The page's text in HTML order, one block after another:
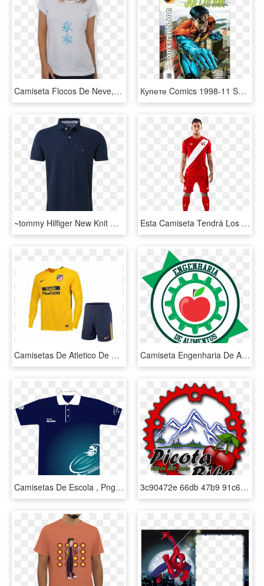
Camiseta Flocos De Neve, Koori Snowflake De Barbara - Camiseta Mae De Ginasta, HD Png Download Купете Comics 1998-11 Superman - Super-homem: O Homem De Aço, HD Png Download
~tommy Hilfiger New Knit Navy Polo Shirt - Camisetas De Selecciones De Futbol, HD Png Download Esta Camiseta Tendrá Los Colores Tradicionales , Pero - Camiseta De Peru Rojo, HD Png Download
Camisetas De Atletico De Madrid Conjunto Completo, HD Png Download Camiseta Engenharia De Alimentos, HD Png Download
Camisetas De Escola , Png Download - Camisetas De Escola, Transparent Png 3c90472e 66db 47b9 91c6 - Homem De Lábia, HD Png Download